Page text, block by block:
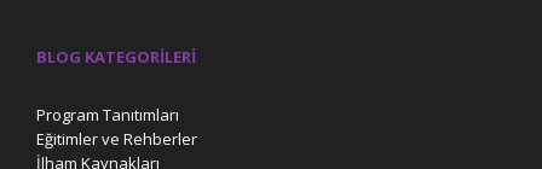
BLOG KATEGORILERI
Program Tanıtımları
Eğitimler ve Rehberler
İlham Kaynakları